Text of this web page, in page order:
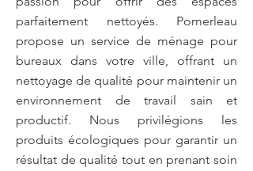
parfaitement nettoyés. Pomerleau
propose un service de ménage pour
bureaux dans votre ville, offrant un
nettoyage de qualité pour maintenir un
environnement de travail sain et
productif. Nous privilégions les
produits écologiques pour garantir un
résultat de qualité tout en prenant soin